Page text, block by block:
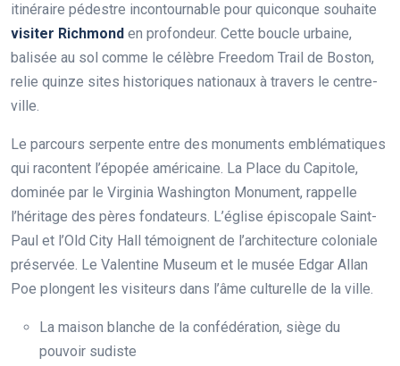
itinéraire pédestre incontournable pour quiconque souhaite
visiter Richmond en profondeur. Cette boucle urbaine,
balisée au sol comme le célèbre Freedom Trail de Boston,
relie quinze sites historiques nationaux à travers le centre-
ville.
Le parcours serpente entre des monuments emblématiques
qui racontent l’épopée américaine. La Place du Capitole,
dominée par le Virginia Washington Monument, rappelle
l’héritage des pères fondateurs. L’église épiscopale Saint-
Paul et l’Old City Hall témoignent de l’architecture coloniale
préservée. Le Valentine Museum et le musée Edgar Allan
Poe plongent les visiteurs dans l’âme culturelle de la ville.
La maison blanche de la confédération, siège du
pouvoir sudiste